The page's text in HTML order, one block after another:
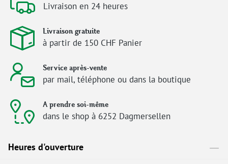
Livraison en 24 heures
Livraison gratuite
à partir de 150 CHF Panier
Service après-vente
par mail, téléphone ou dans la boutique
A prendre soi-même
dans le shop à 6252 Dagmersellen
Heures d'ouverture